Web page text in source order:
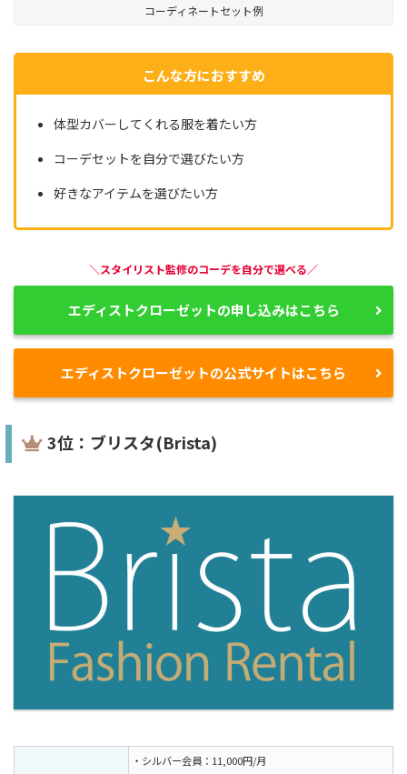
コーディネートセット例
こんな方におすすめ
体型カバーしてくれる服を着たい方
コーデセットを自分で選びたい方
好きなアイテムを選びたい方
＼スタイリスト監修のコーデを自分で選べる／
エディストクローゼットの申し込みはこちら
エディストクローゼットの公式サイトはこちら
3位：ブリスタ(Brista)
・シルバー会員：11,000円/月